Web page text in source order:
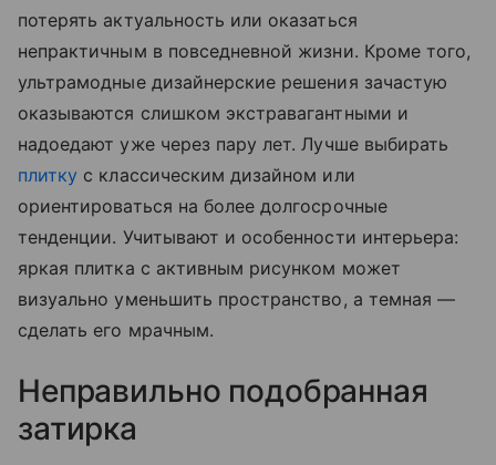
потерять актуальность или оказаться
непрактичным в повседневной жизни. Кроме того,
ультрамодные дизайнерские решения зачастую
оказываются слишком экстравагантными и
надоедают уже через пару лет. Лучше выбирать
плитку с классическим дизайном или
ориентироваться на более долгосрочные
тенденции. Учитывают и особенности интерьера:
яркая плитка с активным рисунком может
визуально уменьшить пространство, а темная —
сделать его мрачным.
Неправильно подобранная
затирка